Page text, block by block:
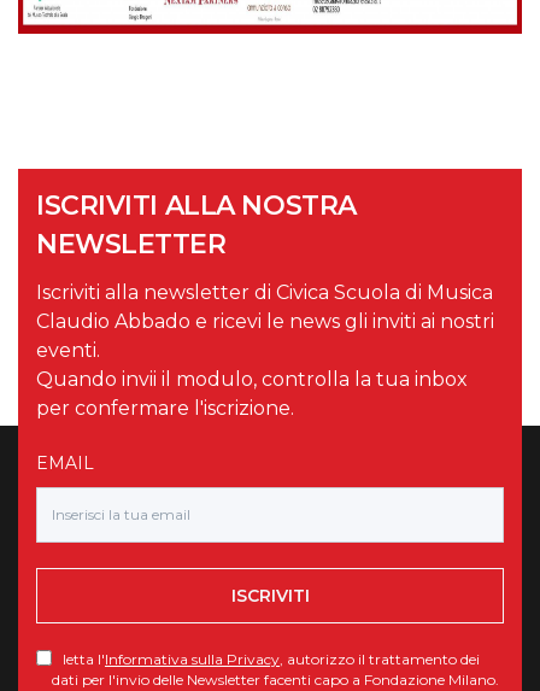
ISCRIVITI ALLA NOSTRA
NEWSLETTER
Iscriviti alla newsletter di Civica Scuola di Musica
Claudio Abbado e ricevi le news gli inviti ai nostri
eventi.
Quando invii il modulo, controlla la tua inbox
per confermare l'iscrizione.
EMAIL
ISCRIVITI
letta l'Informativa sulla Privacy, autorizzo il trattamento dei
dati per l'invio delle Newsletter facenti capo a Fondazione Milano.